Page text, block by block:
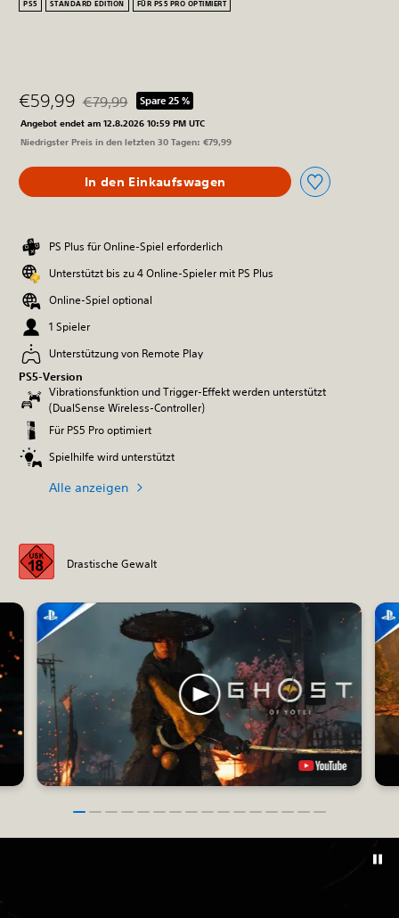
PS5 STANDARD EDITION FÜR PS5 PRO OPTIMIERT
€59,99 Preisnachlass gegenüber dem Originalpreis von
€79,99 Spare 25 %
Angebot endet am 12.8.2026 10:59 PM UTC
Niedrigster Preis in den letzten 30 Tagen: €79,99
In den Einkaufswagen
PS Plus für Online-Spiel erforderlich
Unterstützt bis zu 4 Online-Spieler mit PS Plus
Online-Spiel optional
1 Spieler
Unterstützung von Remote Play
PS5-Version
Vibrationsfunktion und Trigger-Effekt werden unterstützt
(DualSense Wireless-Controller)
Für PS5 Pro optimiert
Spielhilfe wird unterstützt
Alle anzeigen
Drastische Gewalt